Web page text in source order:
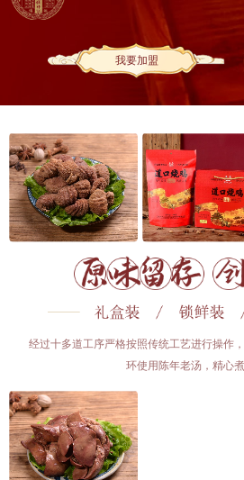
我要加盟
经过十多道工序严格按照传统工艺进行操作
环使用陈年老汤，精心